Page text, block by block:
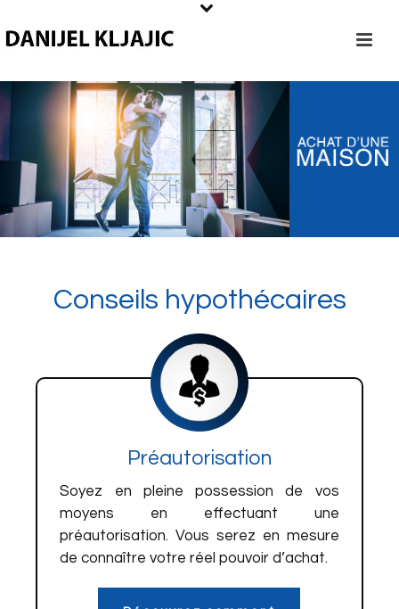
Conseils hypothécaires
Préautorisation
Soyez en pleine possession de vos
moyens en effectuant une
préautorisation. Vous serez en mesure
de connaître votre réel pouvoir d’achat.